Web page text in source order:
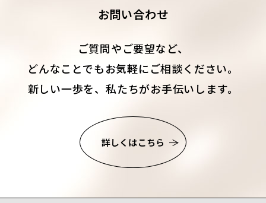
お問い合わせ
ご質問やご要望など、
どんなことでもお気軽にご相談ください。
新しい一歩を、私たちがお手伝いします。
詳しくはこちら